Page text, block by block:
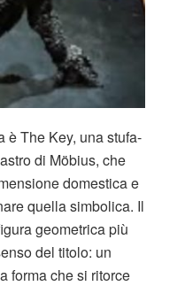
è The Key, una stufa-
di Möbius, che
domestica e
quella simbolica. Il
geometrica più
del titolo: un
forma che si ritorce